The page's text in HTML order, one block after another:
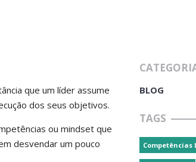
que um líder assume
dos seus objetivos.
ou mindset que
desvendar um pouco
BLOG
TAGS
Competências